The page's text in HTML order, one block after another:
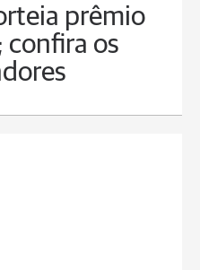
prêmio
confira os